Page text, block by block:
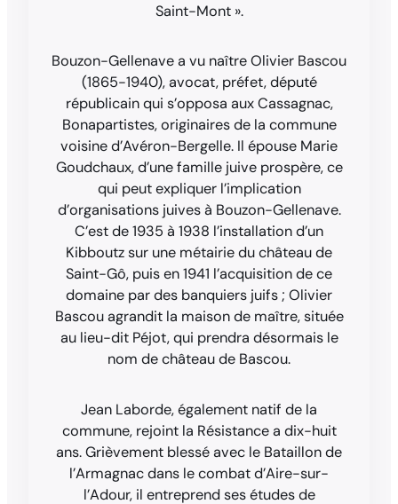
Saint-Mont ».
Bouzon-Gellenave a vu naître Olivier Bascou
(1865-1940), avocat, préfet, député
républicain qui s’opposa aux Cassagnac,
Bonapartistes, originaires de la commune
voisine d’Avéron-Bergelle. Il épouse Marie
Goudchaux, d’une famille juive prospère, ce
qui peut expliquer l’implication
d’organisations juives à Bouzon-Gellenave.
C’est de 1935 à 1938 l’installation d’un
Kibboutz sur une métairie du château de
Saint-Gô, puis en 1941 l’acquisition de ce
domaine par des banquiers juifs ; Olivier
Bascou agrandit la maison de maître, située
au lieu-dit Péjot, qui prendra désormais le
nom de château de Bascou.
Jean Laborde, également natif de la
commune, rejoint la Résistance a dix-huit
ans. Grièvement blessé avec le Bataillon de
l’Armagnac dans le combat d’Aire-sur-
l’Adour, il entreprend ses études de